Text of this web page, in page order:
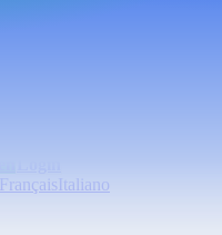
FrançaisItaliano